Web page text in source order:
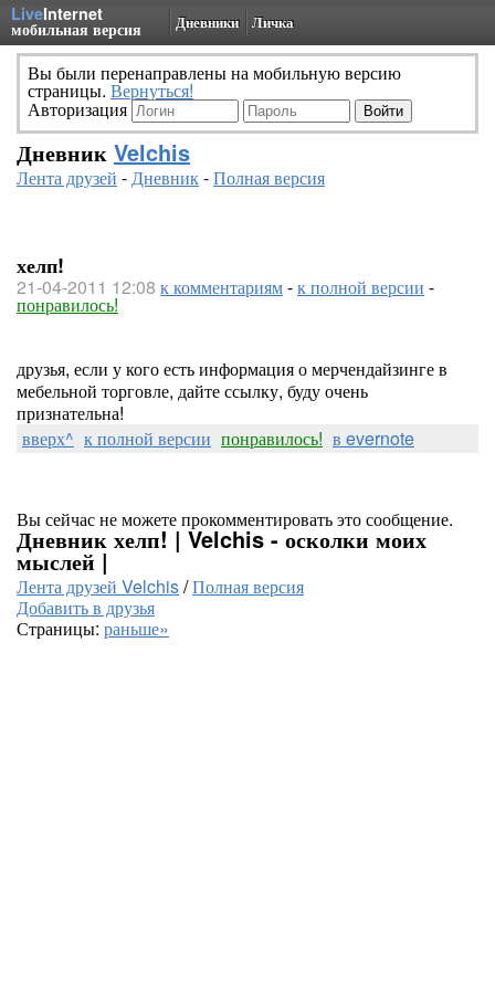
LiveInternet
мобильная версия Дневники Личка
Вы были перенаправлены на мобильную версию
страницы. Вернуться!
Авторизация
Дневник Velchis
Лента друзей -Дневник-Полная версия
хелп!
21-04-2011 12:08 к комментариям-к полной версии -
понравилось!
друзья, если у кого есть информация о мерчендайзинге в
мебельной торговле, дайте ссылку, буду очень
признательна!
вверх^ к полной версии понравилось! в evernote
Вы сейчас не можете прокомментировать это сообщение.
Дневник хелп! | Velchis - осколки моих
мыслей |
Лента друзей Velchis/Полная версия
Добавить в друзья
Страницы: раньше»